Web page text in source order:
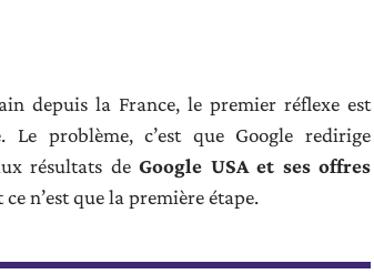
depuis la France, le premier réflexe est
problème, c’est que Google redirige
résultats deGoogle USA et ses offres
n’est que la première étape.